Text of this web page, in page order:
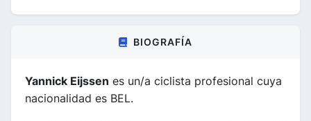
BIOGRAFÍA
Yannick Eijssen es un/a ciclista profesional cuya
nacionalidad es BEL.